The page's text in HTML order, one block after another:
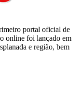
portal oficial de
online foi lançado em
e região, bem